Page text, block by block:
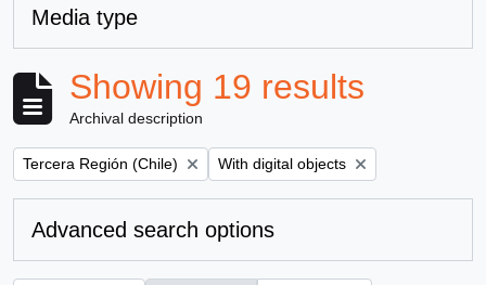
Media type
Showing 19 results
Archival description
Remove filter:
Tercera Región (Chile) Remove filter:
With digital objects
Advanced search options